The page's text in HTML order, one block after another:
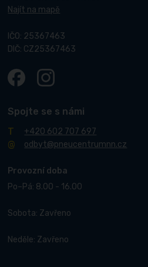
Najít na mapě
IČO: 25367463
DIČ: CZ25367463
Spojte se s námi
+420 602 707 697
odbyt@pneucentrumnn.cz
Provozní doba
Po–Pá: 8.00 - 16.00
Sobota: Zavřeno
Neděle: Zavřeno